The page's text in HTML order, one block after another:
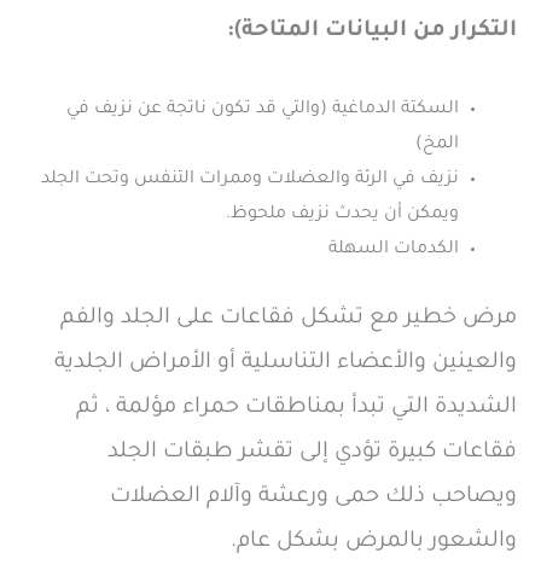
التكرار من البيانات المتاحة):
السكتة الدماغية (والتي قد تكون ناتجة عن نزيف في
المخ)
نزيف في الرئة والعضلات وممرات التنفس وتحت الجلد
ويمكن أن يحدث نزيف ملحوظ.
الكدمات السهلة
مرض خطير مع تشكل فقاعات على الجلد والفم
والعينين والأعضاء التناسلية أو الأمراض الجلدية
الشديدة التي تبدأ بمناطقات حمراء مؤلمة ، ثم
فقاعات كبيرة تؤدي إلى تقشر طبقات الجلد
ويصاحب ذلك حمى ورعشة وآلام العضلات
والشعور بالمرض بشكل عام.